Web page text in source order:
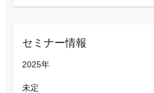
セミナー情報
2025年
未定